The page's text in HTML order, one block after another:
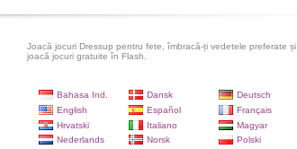
Joacă jocuri Dressup pentru fete, îmbracă-ți vedetele preferate și
joacă jocuri gratuite în Flash.
Bahasa Ind. Dansk
Deutsch
English
Español
Français
Hrvatski
Italiano
Magyar
Nederlands
Norsk
Polski